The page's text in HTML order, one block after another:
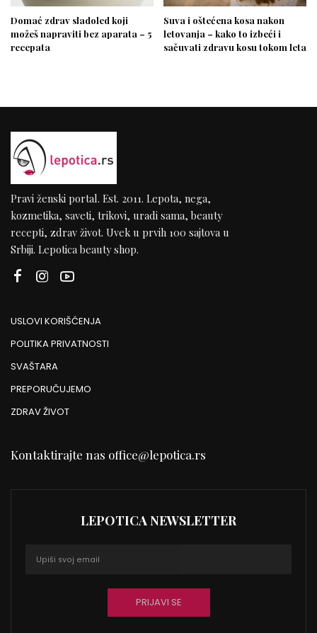
Domać zdrav sladoled koji
možeš napraviti bez aparata – 5
recepata
Suva i oštećena kosa nakon
letovanja – kako to izbeći i
sačuvati zdravu kosu tokom leta
Pravi ženski portal. Est. 2011. Lepota, nega,
kozmetika, saveti, trikovi, uradi sama, beauty
recepti, zdrav život. Uvek u prvih 100 sajtova u
Srbiji. Lepotica beauty shop.
USLOVI KORIŠĆENJA
POLITIKA PRIVATNOSTI
SVAŠTARA
PREPORUČUJEMO
ZDRAV ŽIVOT
Kontaktirajte nas office@lepotica.rs
LEPOTICA NEWSLETTER